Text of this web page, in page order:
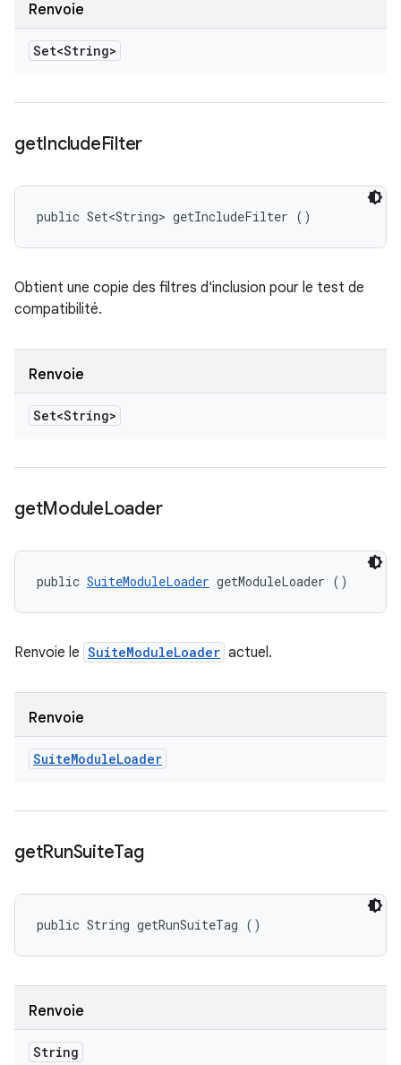
Renvoie
Set<String>
getIncludeFilter
public Set<String> getIncludeFilter ()
Obtient une copie des filtres d'inclusion pour le test de
compatibilité.
Renvoie
Set<String>
getModuleLoader
public SuiteModuleLoader getModuleLoader ()
Renvoie le SuiteModuleLoader actuel.
Renvoie
SuiteModuleLoader
getRunSuiteTag
public String getRunSuiteTag ()
Renvoie
String